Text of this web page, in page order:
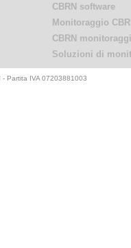
- Partita IVA 07203881003
CBRN software
Monitoraggio
CBRN
Soluzioni di